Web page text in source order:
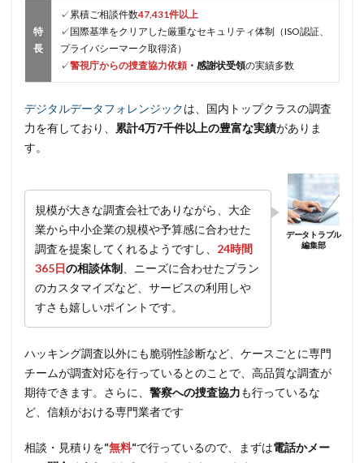
特
長
✓累積ご相談件数47,431件以上
✓国際基準をクリアした厳重なセキュリティ体制（ISO認証、
プライバシーマーク取得済）
✓警視庁からの捜査協力依頼 ・感謝状受領の実績多数
デジタルデータフォレンジックは、国内トップクラスの調査
力を有しており、 累計4万7千件以上の豊富な実績がありま
す。
規模が大きな調査会社でありながら、大企
業から中小企業の規模や予算感に合わせた
調査を提案してくれるようですし、 24時間
365日の相談体制 、ニーズに合わせたプラン
のカスタマイズなど、サービスの利用しや
すさも嬉しいポイントです。
ハッキング調査以外にも脆弱性診断など、ケースごとに専門
チームが調査対応を行っているとのことで、高品質な調査が
期待できます。さらに、 警察への捜査協力も行っているな
ど、信頼がおける専門業者です
相談・見積りを“無料“で行っているので、まずは電話かメー